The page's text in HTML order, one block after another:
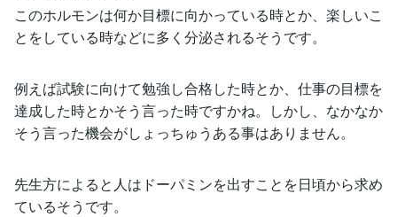
このホルモンは何か目標に向かっている時とか、楽しいこ
とをしている時などに多く分泌されるそうです。
例えば試験に向けて勉強し合格した時とか、仕事の目標を
達成した時とかそう言った時ですかね。しかし、なかなか
そう言った機会がしょっちゅうある事はありません。
先生方によると人はドーパミンを出すことを日頃から求め
ているそうです。